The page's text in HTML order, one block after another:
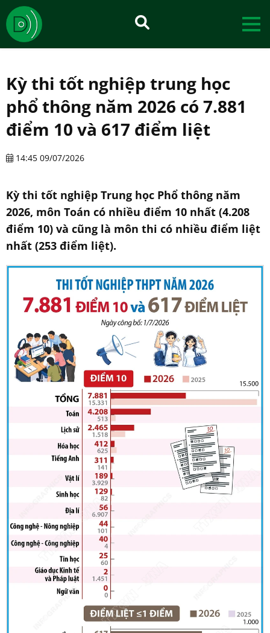
Kỳ thi tốt nghiệp trung học
phổ thông năm 2026 có 7.881
điểm 10 và 617 điểm liệt
14:45 09/07/2026
Kỳ thi tốt nghiệp Trung học Phổ thông năm
2026, môn Toán có nhiều điểm 10 nhất (4.208
điểm 10) và cũng là môn thi có nhiều điểm liệt
nhất (253 điểm liệt).